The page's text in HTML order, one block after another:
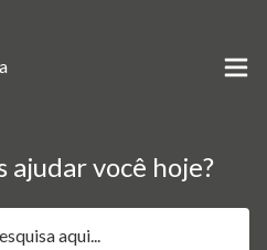
ajudar você hoje?